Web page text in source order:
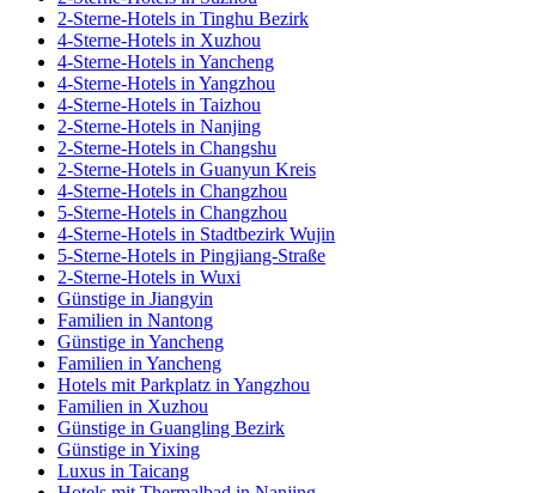
2-Sterne-Hotels in Tinghu Bezirk
4-Sterne-Hotels in Xuzhou
4-Sterne-Hotels in Yancheng
4-Sterne-Hotels in Yangzhou
4-Sterne-Hotels in Taizhou
2-Sterne-Hotels in Nanjing
2-Sterne-Hotels in Changshu
2-Sterne-Hotels in Guanyun Kreis
4-Sterne-Hotels in Changzhou
5-Sterne-Hotels in Changzhou
4-Sterne-Hotels in Stadtbezirk Wujin
5-Sterne-Hotels in Pingjiang-Straße
2-Sterne-Hotels in Wuxi
Günstige in Jiangyin
Familien in Nantong
Günstige in Yancheng
Familien in Yancheng
Hotels mit Parkplatz in Yangzhou
Familien in Xuzhou
Günstige in Guangling Bezirk
Günstige in Yixing
Luxus in Taicang